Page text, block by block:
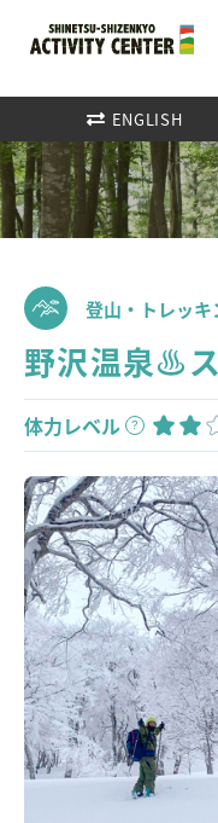
ENGLISH
野沢温泉♨
登山・トレッキ
体力レベル ?